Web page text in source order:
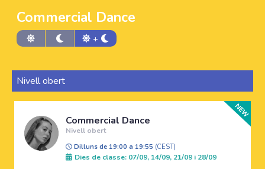
Commercial Dance
+
Nivell obert
Commercial Dance
Nivell obert
Dilluns de 19:00 a 19:55 (CEST)
Dies de classe: 07/09, 14/09, 21/09 i 28/09